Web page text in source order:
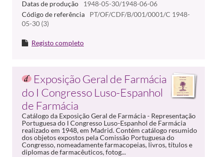
Datas de produção
1948-05-30/1948-06-06
Código de referência
PT/OF/CDF/B/001/0001/C 1948-
05-30 (3)
Registo completo
Exposição Geral de Farmácia
do I Congresso Luso-Espanhol
de Farmácia
Catálogo da Exposição Geral de Farmácia - Representação
Portuguesa do I Congresso Luso-Espanhol de Farmácia
realizado em 1948, em Madrid. Contém catálogo resumido
dos objetos expostos pela Comissão Portuguesa do
Congresso, nomeadamente farmacopeias, livros, títulos e
diplomas de farmacêuticos, fotog...